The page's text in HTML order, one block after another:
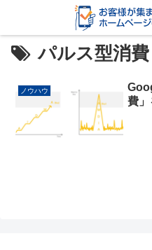
パルス型消
ノウハウ
費